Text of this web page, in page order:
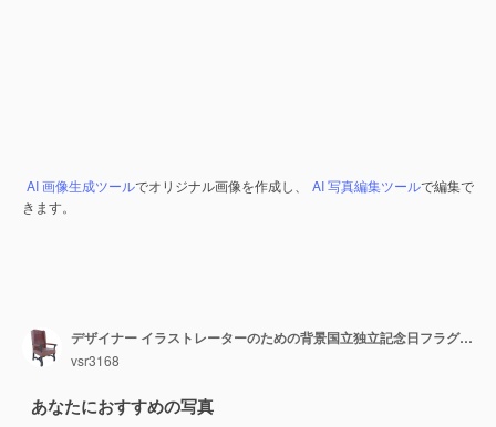
AI 画像生成ツールでオリジナル画像を作成し、 AI 写真編集ツールで編集で
きます。
デザイナー イラストレーターのための背景国立独立記念日フラグ トルコとパレスチナ
vsr3168
あなたにおすすめの写真